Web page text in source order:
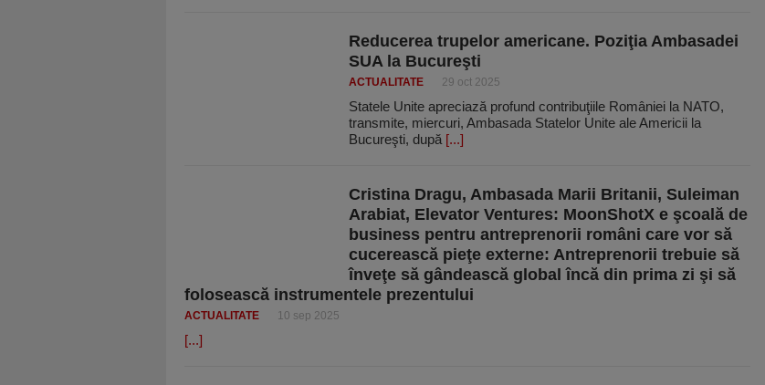
Reducerea trupelor americane. Poziţia Ambasadei
SUA la Bucureşti
ACTUALITATE 29 oct 2025
Statele Unite apreciază profund contribuţiile României la NATO,
transmite, miercuri, Ambasada Statelor Unite ale Americii la
Bucureşti, după [...]
Cristina Dragu, Ambasada Marii Britanii, Suleiman
Arabiat, Elevator Ventures: MoonShotX e şcoală de
business pentru antreprenorii români care vor să
cucerească pieţe externe: Antreprenorii trebuie să
înveţe să gândească global încă din prima zi şi să
folosească instrumentele prezentului
ACTUALITATE 10 sep 2025
[...]